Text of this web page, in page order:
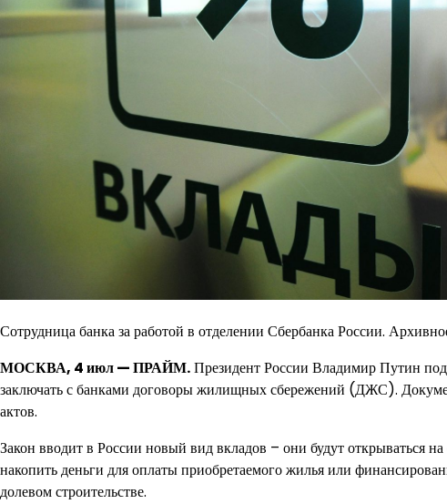
Сотрудница банка за работой в отделении Сбербанка России.
МОСКВА, 4 июл — ПРАЙМ.Президент России Владимир Путин
заключать с банками договоры жилищных сбережений (ДЖС).
актов.
Закон вводит в России новый вид вкладов – они будут
накопить деньги для оплаты приобретаемого жилья или
долевом строительстве.